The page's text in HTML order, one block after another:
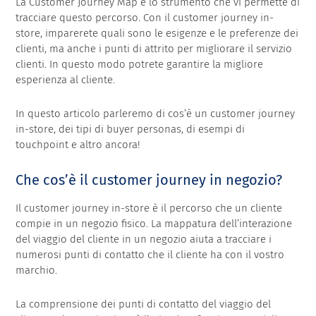
tracciare questo percorso. Con il customer journey in-
store, imparerete quali sono le esigenze e le preferenze dei
clienti, ma anche i punti di attrito per migliorare il servizio
clienti. In questo modo potrete garantire la migliore
esperienza al cliente.
In questo articolo parleremo di cos’è un customer journey
in-store, dei tipi di buyer personas, di esempi di
touchpoint e altro ancora!
Che cos’è il customer journey in negozio?
Il customer journey in-store è il percorso che un cliente
compie in un negozio fisico. La mappatura dell’interazione
del viaggio del cliente in un negozio aiuta a tracciare i
numerosi punti di contatto che il cliente ha con il vostro
marchio.
La comprensione dei punti di contatto del viaggio del